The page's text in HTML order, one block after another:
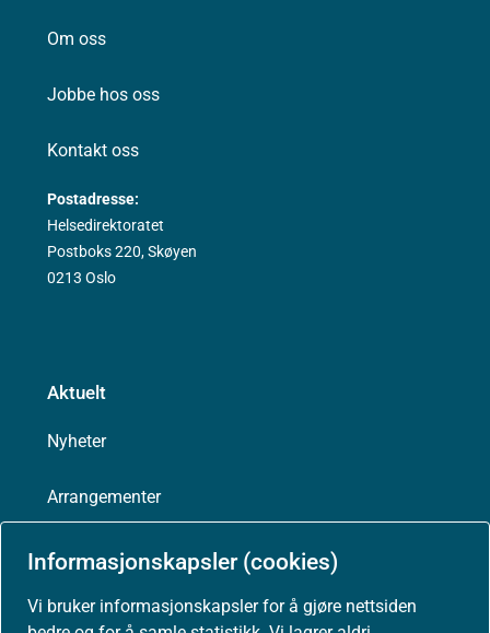
Informasjonskapsler (cookies)
Vi bruker informasjonskapsler for å gjøre nettsiden
Om oss
Jobbe hos oss
Kontakt oss
Postadresse:
Helsedirektoratet
Postboks 220, Skøyen
0213 Oslo
Aktuelt
Nyheter
Arrangementer
Høringer
Presse